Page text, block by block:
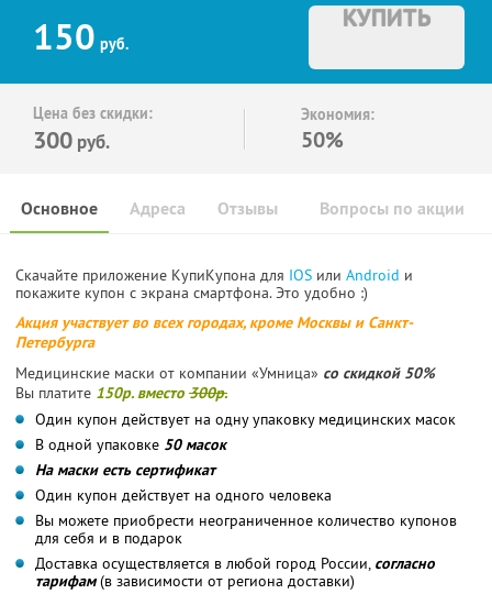
150 руб.
КУПИТЬ
Цена без скидки:
300 руб.
Экономия:
50%
Основное Отзывы Вопросы по акции
Адреса
Скачайте приложение КупиКупона для IOS или Android и
покажите купон с экрана смартфона. Это удобно :)
Акция участвует во всех городах, кроме Москвы и Санкт-
Петербурга
Медицинские маски от компании «Умница» со скидкой 50%
Вы платите 150р. вместо 300р.
Один купон действует на одну упаковку медицинских масок
В одной упаковке 50 масок
На маски есть сертификат
Один купон действует на одного человека
Вы можете приобрести неограниченное количество купонов
для себя и в подарок
Доставка осуществляется в любой город России, согласно
тарифам(в зависимости от региона доставки)